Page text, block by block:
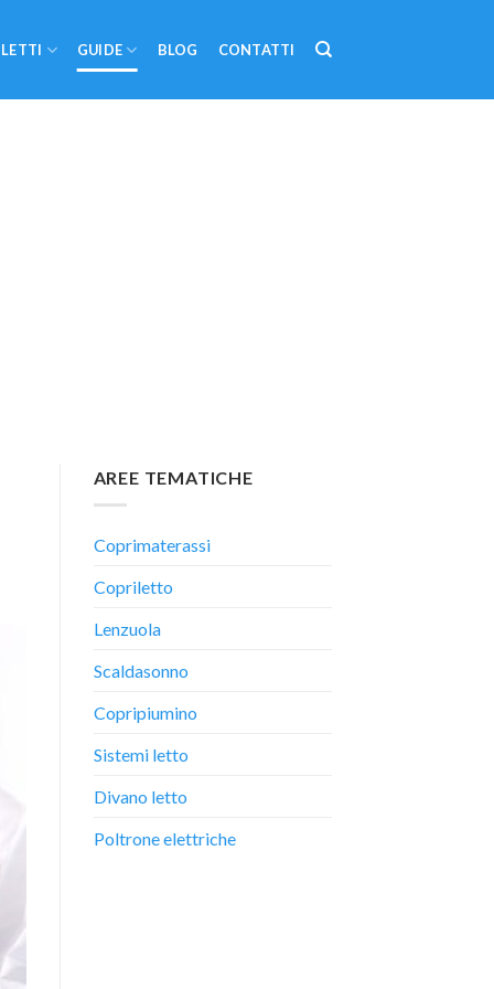
LETTI GUIDE BLOG CONTATTI
AREE TEMATICHE
Coprimaterassi
Copriletto
Lenzuola
Scaldasonno
Copripiumino
Sistemi letto
Divano letto
Poltrone elettriche